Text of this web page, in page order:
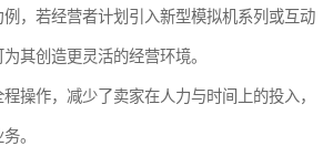
，若经营者计划引入新型模拟机系列或互动
其创造更灵活的经营环境。
操作，减少了卖家在人力与时间上的投入，
。